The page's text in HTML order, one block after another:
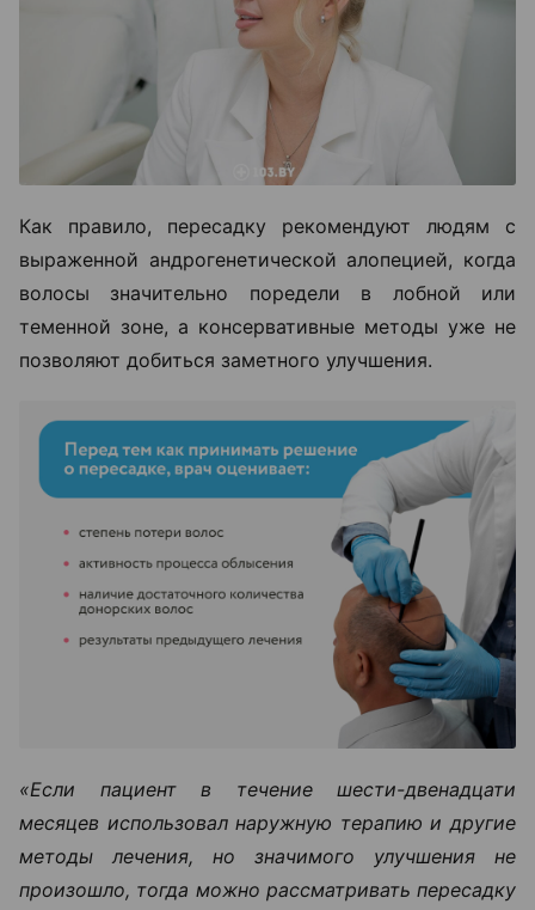
Как правило, пересадку рекомендуют людям с
выраженной андрогенетической алопецией, когда
волосы значительно поредели в лобной или
теменной зоне, а консервативные методы уже не
позволяют добиться заметного улучшения.
«Если пациент в течение шести-двенадцати
месяцев использовал наружную терапию и другие
методы лечения, но значимого улучшения не
произошло, тогда можно рассматривать пересадку